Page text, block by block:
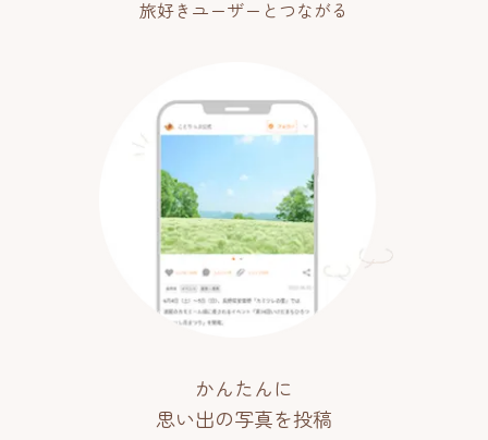
旅好きユーザーとつながる
かんたんに
思い出の写真を投稿